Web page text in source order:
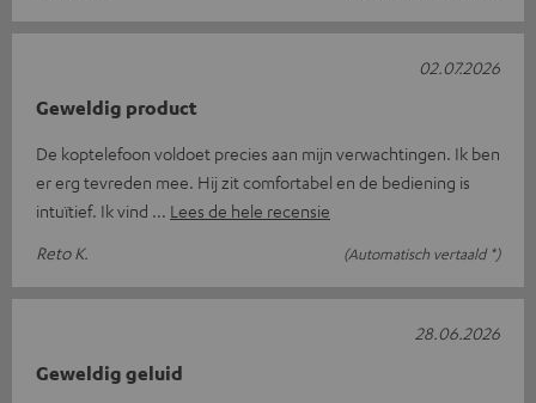
Geweldig product
De koptelefoon voldoet precies aan mijn verwachtingen. Ik ben
er erg tevreden mee. Hij zit comfortabel en de bediening is
intuïtief. Ik vind
Lees de hele recensie
Reto K.
(Automatisch vertaald *)
02.07.2026
Geweldig geluid
28.06.2026